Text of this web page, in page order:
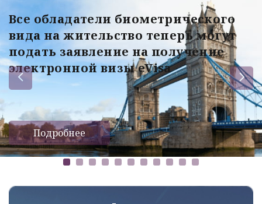
Все обладатели биометрического
вида на жительство теперь могут
подать заявление на получение
электронной визы eVisa
Подробнее